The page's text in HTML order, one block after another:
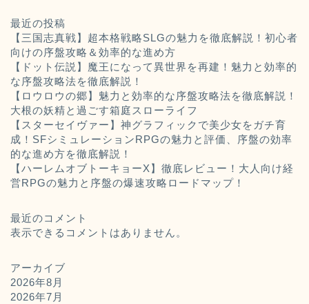
最近の投稿
【三国志真戦】超本格戦略SLGの魅力を徹底解説！初心者
向けの序盤攻略＆効率的な進め方
【ドット伝説】魔王になって異世界を再建！魅力と効率的
な序盤攻略法を徹底解説！
【ロウロウの郷】魅力と効率的な序盤攻略法を徹底解説！
大根の妖精と過ごす箱庭スローライフ
【スターセイヴァー】神グラフィックで美少女をガチ育
成！SFシミュレーションRPGの魅力と評価、序盤の効率
的な進め方を徹底解説！
【ハーレムオブトーキョーX】徹底レビュー！大人向け経
営RPGの魅力と序盤の爆速攻略ロードマップ！
最近のコメント
表示できるコメントはありません。
アーカイブ
2026年8月
2026年7月